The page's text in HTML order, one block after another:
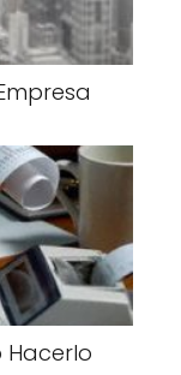
Hacerlo